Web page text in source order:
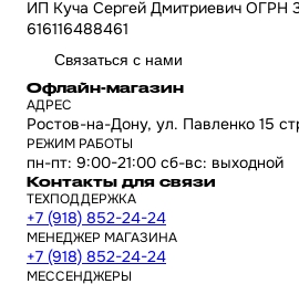
ИП Куча Сергей Дмитриевич ОГРН
616116488461
Связаться с нами
Офлайн-магазин
АДРЕС
Ростов-на-Дону, ул. Павленко 15
РЕЖИМ РАБОТЫ
пн-пт: 9:00-21:00 сб-вс: выходной
Контакты для связи
ТЕХПОДДЕРЖКА
+7 (918) 852-24-24
МЕНЕДЖЕР МАГАЗИНА
+7 (918) 852-24-24
МЕССЕНДЖЕРЫ